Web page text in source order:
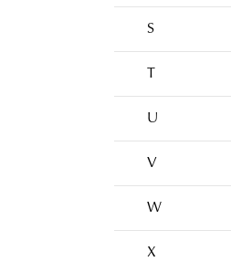
S
T
U
V
W
X